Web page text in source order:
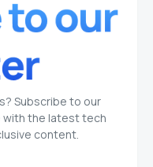
Subscribe to our
the latest tech
content.